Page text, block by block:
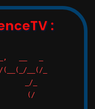
:
__   _
__(/_
_/_
(/